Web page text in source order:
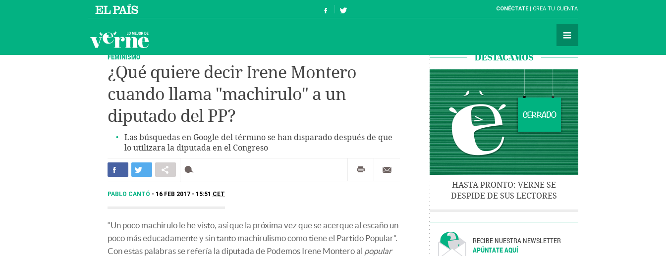
CONÉCTATE CREA TU CUENTA
FEMINISMO
¿Qué quiere decir Irene Montero
cuando llama "machirulo" a un
diputado del PP?
Las búsquedas en Google del término se han disparado después de que
lo utilizara la diputada en el Congreso
PABLO CANTÓ 16 FEB 2017 - 15:51 CET
“Un poco machirulo le he visto, así que la próxima vez que se acerque al escaño un
poco más educadamente y sin tanto machirulismo como tiene el Partido Popular”.
Con estas palabras se refería la diputada de Podemos Irene Montero al popular
DESTACAMOS
HASTA PRONTO: VERNE SE
DESPIDE DE SUS LECTORES
RECIBE NUESTRA NEWSLETTER
APÚNTATE AQUÍ